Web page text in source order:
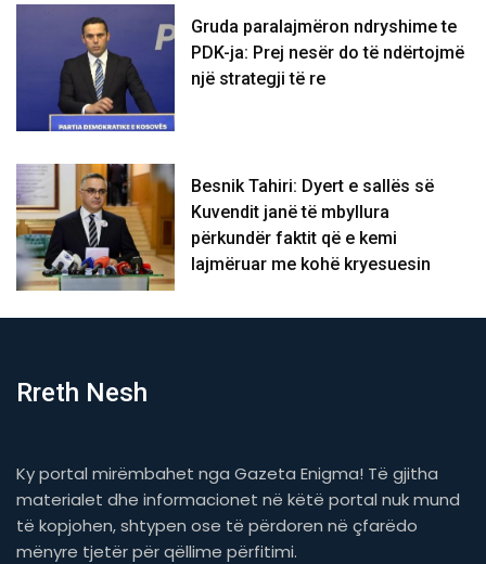
Gruda paralajmëron ndryshime te
PDK-ja: Prej nesër do të ndërtojmë
një strategji të re
Besnik Tahiri: Dyert e sallës së
Kuvendit janë të mbyllura
përkundër faktit që e kemi
lajmëruar me kohë kryesuesin
Rreth Nesh
Ky portal mirëmbahet nga Gazeta Enigma! Të gjitha
materialet dhe informacionet në këtë portal nuk mund
të kopjohen, shtypen ose të përdoren në çfarëdo
mënyre tjetër për qëllime përfitimi.